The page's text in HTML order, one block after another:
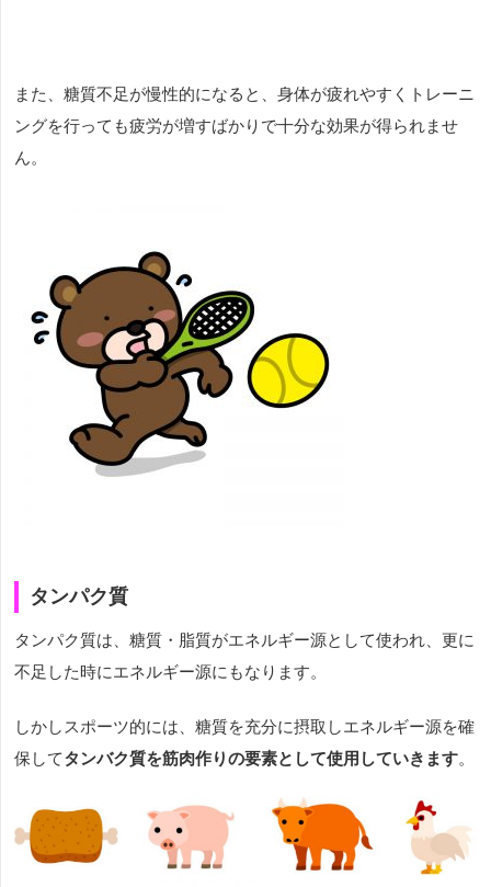
また、糖質不足が慢性的になると、身体が疲れやすくトレーニ
ングを行っても疲労が増すばかりで十分な効果が得られませ
ん。
タンパク質
タンパク質は、糖質・脂質がエネルギー源として使われ、更に
不足した時にエネルギー源にもなります。
しかしスポーツ的には、糖質を充分に摂取しエネルギー源を確
保してタンバク質を筋肉作りの要素として使用していきます。